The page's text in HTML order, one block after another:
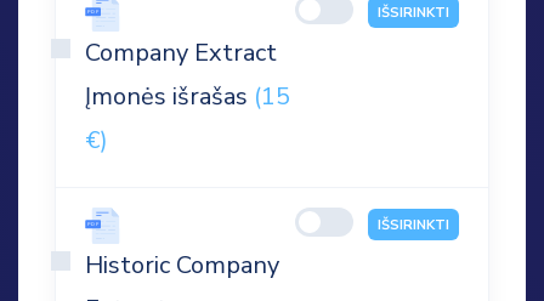
Company Extract
Įmonės išrašas (15
€)
IŠSIRINKTI
Historic Company
IŠSIRINKTI